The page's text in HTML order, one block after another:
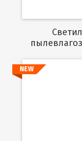
Светильник светодиодный
NEW